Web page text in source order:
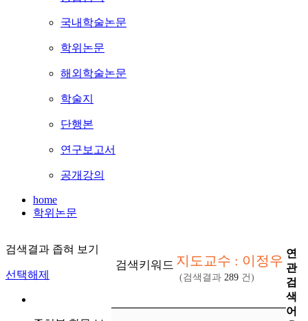
국내학술논문
학위논문
해외학술논문
학술지
단행본
연구보고서
공개강의
home
학위논문
검색결과 좁혀 보기
선택해제
검색키워드 지도교수 : 이정우
(검색결과 289 건)
연
관
검
색
어